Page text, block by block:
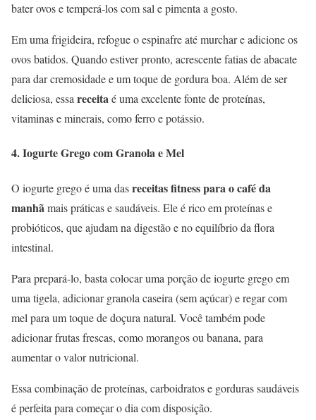
bater ovos e temperá-los com sal e pimenta a gosto.
Em uma frigideira, refogue o espinafre até murchar e adicione os
ovos batidos. Quando estiver pronto, acrescente fatias de abacate
para dar cremosidade e um toque de gordura boa. Além de ser
deliciosa, essa receitaé uma excelente fonte de proteínas,
vitaminas e minerais, como ferro e potássio.
4.Iogurte Grego com Granola e Mel
O iogurte grego é uma dasreceitas fitness para o café da
manhãmais práticas e saudáveis. Ele é rico em proteínas e
probióticos, que ajudam na digestão e no equilíbrio da flora
intestinal.
Para prepará-lo, basta colocar uma porção de iogurte grego em
uma tigela, adicionar granola caseira (sem açúcar) e regar com
mel para um toque de doçura natural. Você também pode
adicionar frutas frescas, como morangos ou banana, para
aumentar o valor nutricional.
Essa combinação de proteínas, carboidratos e gorduras saudáveis
é perfeita para começar o dia com disposição.